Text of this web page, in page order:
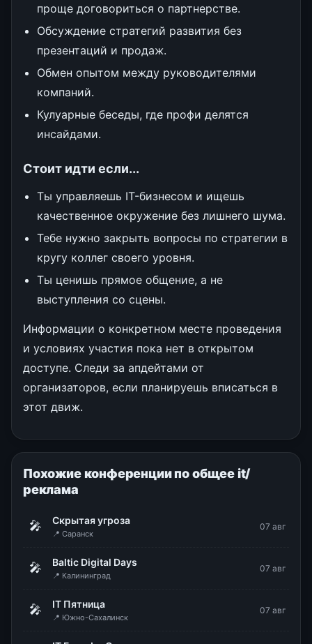
проще договориться о партнерстве.
Обсуждение стратегий развития без
презентаций и продаж.
Обмен опытом между руководителями
компаний.
Кулуарные беседы, где профи делятся
инсайдами.
Стоит идти если...
Ты управляешь IT-бизнесом и ищешь
качественное окружение без лишнего шума.
Тебе нужно закрыть вопросы по стратегии в
кругу коллег своего уровня.
Ты ценишь прямое общение, а не
выступления со сцены.
Информации о конкретном месте проведения
и условиях участия пока нет в открытом
доступе. Следи за апдейтами от
организаторов, если планируешь вписаться в
этот движ.
Похожие конференции по общее it/
реклама
🎤 Скрытая угроза
📍 Саранск
07 авг
🎤 Baltic Digital Days
📍 Калининград
07 авг
🎤 IT Пятница
📍 Южно-Сахалинск
07 авг